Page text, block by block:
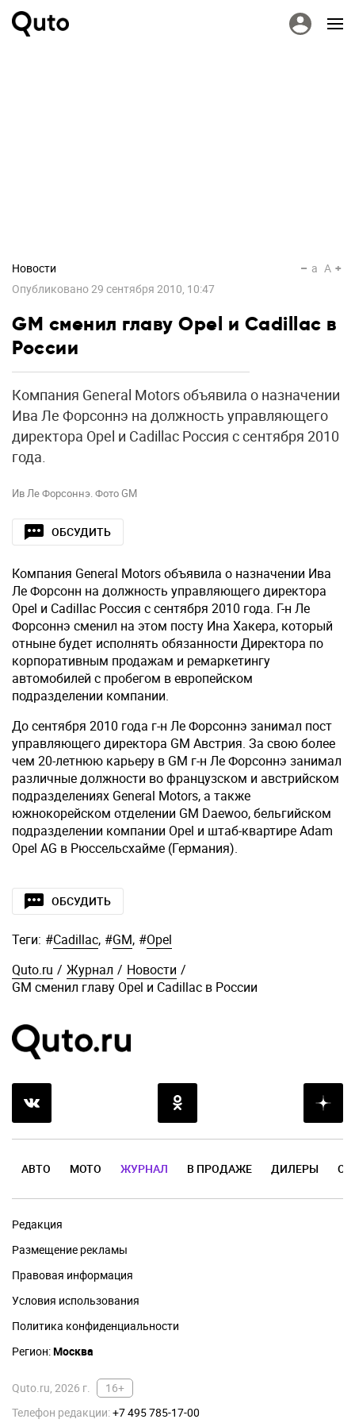
Новости
Опубликовано29 сентября 2010, 10:47
a A
GM сменил главу Opel и Cadillac в
России
Компания General Motors объявила о назначении
Ива Ле Форсоннэ на должность управляющего
директора Opel и Cadillac Россия с сентября 2010
года.
Ив Ле Форсоннэ. Фото GM
ОБСУДИТЬ
Компания General Motors объявила о назначении Ива
Ле Форсонн на должность управляющего директора
Opel и Cadillac Россия с сентября 2010 года. Г-н Ле
Форсоннэ сменил на этом посту Ина Хакера, который
отныне будет исполнять обязанности Директора по
корпоративным продажам и ремаркетингу
автомобилей с пробегом в европейском
подразделении компании.
До сентября 2010 года г-н Ле Форсоннэ занимал пост
управляющего директора GM Австрия. За свою более
чем 20-летнюю карьеру в GM г-н Ле Форсоннэ занимал
различные должности во французском и австрийском
подразделениях General Motors, а также
южнокорейском отделении GM Daewoo, бельгийском
подразделении компании Opel и штаб-квартире Adam
Opel AG в Рюссельсхайме (Германия).
ОБСУДИТЬ
Теги: #Cadillac, #GM, #Opel
Quto.ru / Журнал / Новости /
GM сменил главу Opel и Cadillac в России
АВТО МОТО ЖУРНАЛ В ПРОДАЖЕ ДИЛЕРЫ
Редакция
Размещение рекламы
Правовая информация
Условия использования
Политика конфиденциальности
Регион:Москва
Quto.ru, 2026 г.
16+
Телефон редакции:+7 495 785-17-00